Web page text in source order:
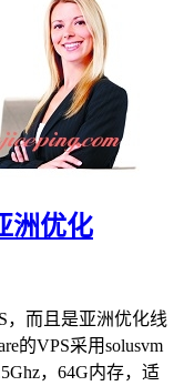
洲优化
，而且是亚洲优化线
的VPS采用solusvm
，64G内存，适